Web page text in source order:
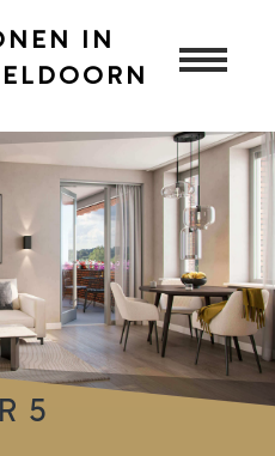
IN
5